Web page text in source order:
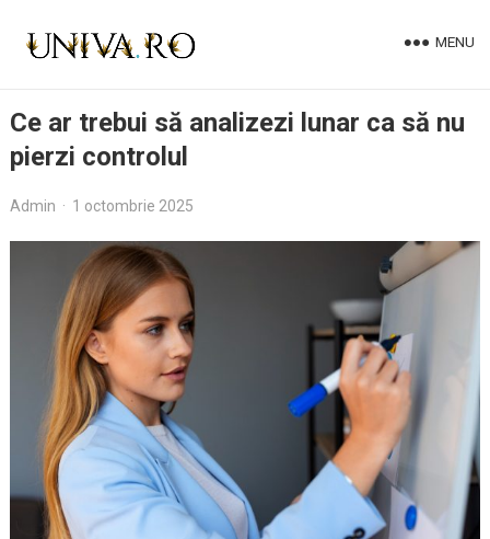
MENU
Ce ar trebui să analizezi lunar ca să nu
pierzi controlul
Admin · 1 octombrie 2025